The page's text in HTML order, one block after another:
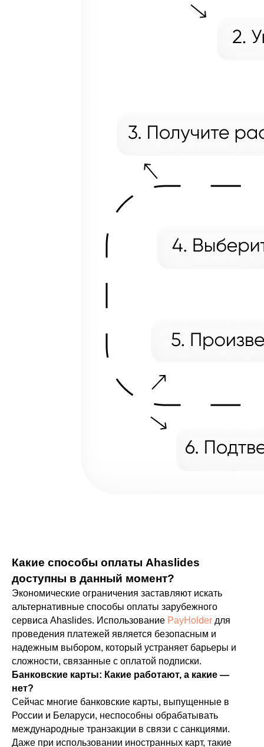
Какие способы оплаты Ahaslides
доступны в данный момент?
Экономические ограничения заставляют искать
альтернативные способы оплаты зарубежного
сервиса Ahaslides. Использование PayHolder для
проведения платежей является безопасным и
надежным выбором, который устраняет барьеры и
сложности, связанные с оплатой подписки.
Банковские карты: Какие работают, а какие —
нет?
Сейчас многие банковские карты, выпущенные в
России и Беларуси, неспособны обрабатывать
международные транзакции в связи с санкциями.
Даже при использовании иностранных карт, такие